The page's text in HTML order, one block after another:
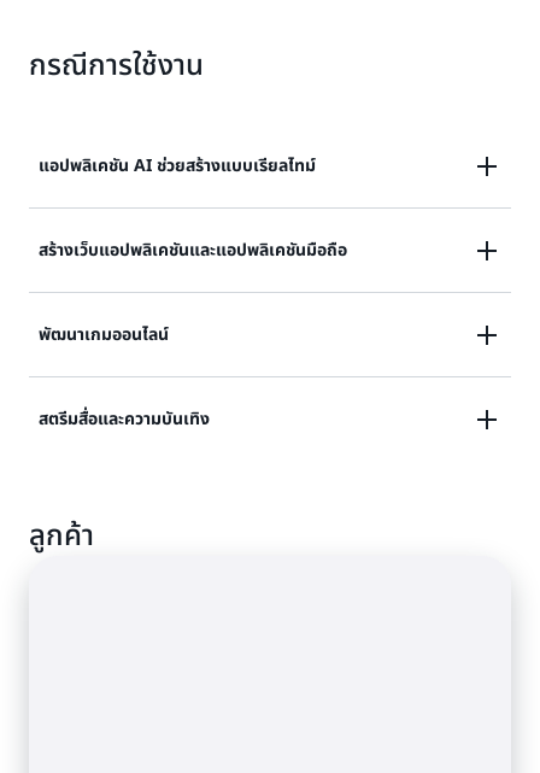
กรณีการใช้งาน
แอปพลิเคชัน AI ช่วยสร้างแบบเรียลไทม์
มอบประสบการณ์ที่ปรับให้เหมาะกับแต่ละบุคคลแบบเรียล
นิยมบน AWS
สร้างเว็บแอปพลิเคชันและแอปพลิเคชันมือถือ
ลดความซับซ้อนของการพัฒนาแอปพลิเคชันและปรับปรุง
พัฒนาเกมออนไลน์
สร้างที่จัดเก็บข้อมูลผู้เล่น ประวัติเซสชัน และลีดเดอร์บอร์ด
สำหรับแอปพลิเคชันเกมที่จำเป็นต้องมีขนาดใหญ่ เวลาแฝง
สตรีมสื่อและความบันเทิง
เพื่อนำเข้าข้อมูลกิจกรรมผู้ใช้และรองรับคำขอหลายล้าน
รายการต่อวันสำหรับแอปพลิเคชันสื่อและความบันเทิง
ลูกค้า